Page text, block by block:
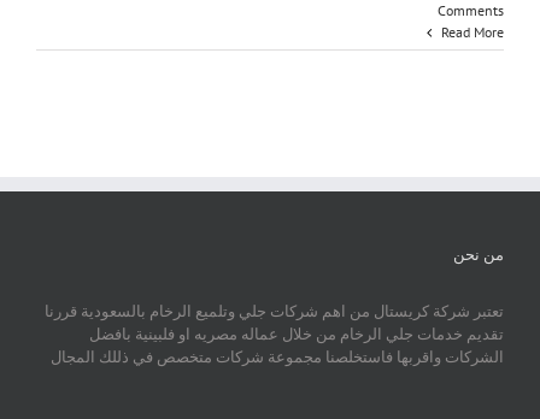
Comments
Read More
من نحن
تعتبر شركة كريستال من اهم شركات جلي وتلميع الرخام بالسعودية قررنا
تقديم خدمات جلي الرخام من خلال عماله مصريه او فلبينية بافضل
الشركات واقربها فاستخلصنا مجموعة شركات متخصص في ذللك المجال